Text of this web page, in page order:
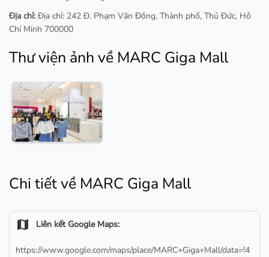
Địa chỉ: Địa chỉ: 242 Đ. Phạm Văn Đồng, Thành phố, Thủ Đức, Hồ
Chí Minh 700000
Thư viện ảnh về MARC Giga Mall
Chi tiết về MARC Giga Mall
map Liên kết Google Maps:
https://www.google.com/maps/place/MARC+Giga+Mall/data=!4